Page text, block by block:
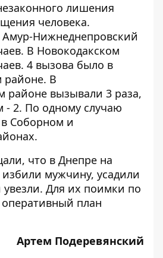
лишения
человека.
Амур-Нижнеднепровский
В Новокодакском
4 вызова было в
районе. В
районе вызывали 3 раза,
- 2. По одному случаю
Соборном и
что в Днепре на
мужчину, усадили
. Для их поимки по
план
Артем Подеревянский